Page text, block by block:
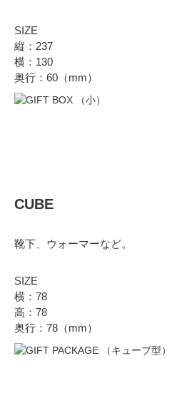
SIZE
縦：237
横：130
奥行：60（mm）
CUBE
靴下、ウォーマーなど。
SIZE
横：78
高：78
奥行：78（mm）